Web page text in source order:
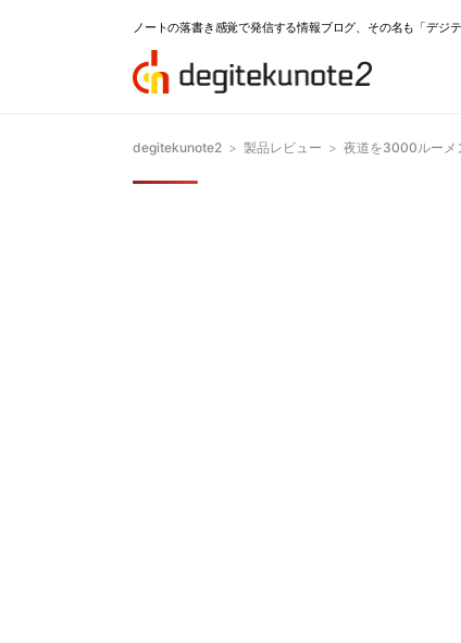
ノートの落書き感覚で発信する情報ブログ、その名も「デジ
degitekunote2 > 製品レビュー > 夜道を3000ルーメ